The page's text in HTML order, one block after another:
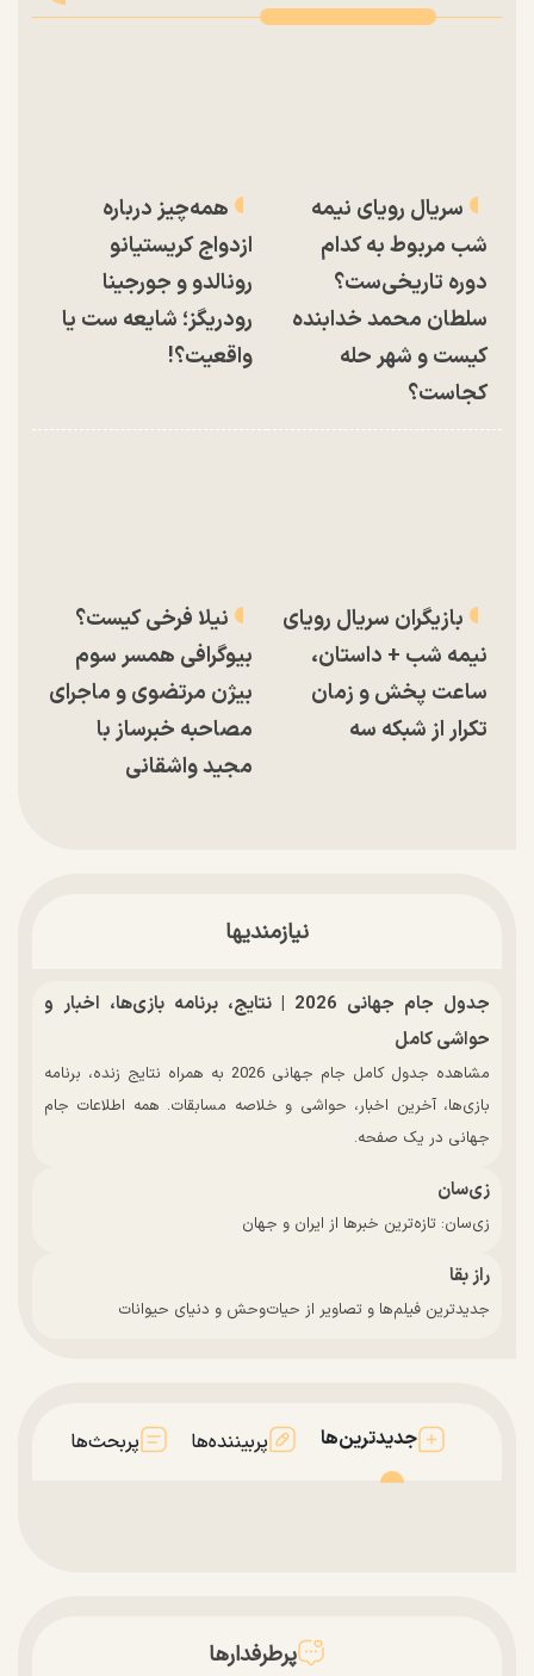
سریال رویای نیمه
شب مربوط به کدام
دوره تاریخی‌ست؟
سلطان محمد خدابنده
کیست و شهر حله
کجاست؟
همه‌چیز درباره
ازدواج کریستیانو
رونالدو و جورجینا
رودریگز؛ شایعه ست یا
واقعیت؟!
بازیگران سریال رویای
نیمه شب + داستان،
ساعت پخش و زمان
تکرار از شبکه سه
نیلا فرخی کیست؟
بیوگرافی همسر سوم
بیژن مرتضوی و ماجرای
مصاحبه خبرساز با
مجید واشقانی
نیازمندیها
جدول جام جهانی 2026 | نتایج، برنامه بازی‌ها، اخبار و
حواشی کامل
مشاهده جدول کامل جام جهانی 2026 به همراه نتایج زنده، برنامه
بازی‌ها، آخرین اخبار، حواشی و خلاصه مسابقات. همه اطلاعات جام
جهانی در یک صفحه.
زی‌سان
زی‌سان: تازه‌ترین خبرها از ایران و جهان
راز بقا
جدیدترین فیلم‌ها و تصاویر از حیات‌وحش و دنیای حیوانات
جدیدترین‌ها پربیننده‌ها پربحث‌ها
پرطرفدارها